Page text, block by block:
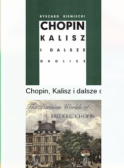
Chopin, Kalisz i dalsze okolice